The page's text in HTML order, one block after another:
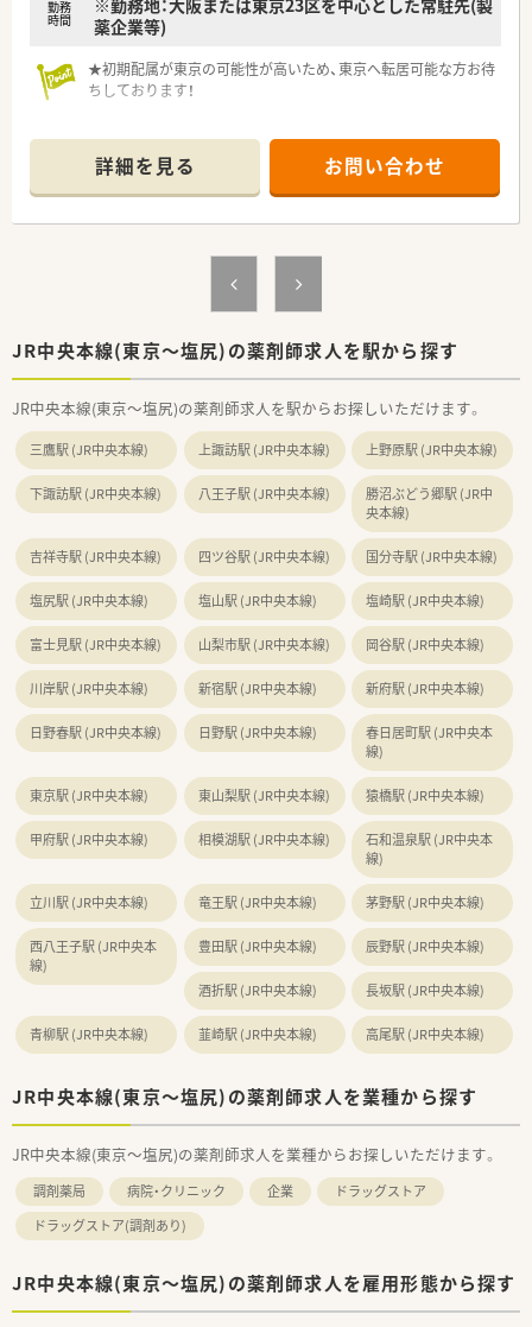
常に現場を把握したフィードバックが可能です。
■研修制度がしっかりと準備されているので、やる気があれば大
勤務
時間
薬企業等)
★初期配属が東京の可能性が高いため、東京へ転居可能な方お待
ちしております！
■医薬品メーカーに寄せられる医薬品の副作用に関する情報の
精査、入力、評価などの業務をお任せします。
・医療現場などから届く安全情報の受付
・安全情報の内容レビュー
・・＊ キャリアアップ ＊・・
当など、様々なキャリアパスが描けるのも特長のひとつ。
■自己成長をキーワードに掲げる方にとって、様々なチャンスと
出会うことができる会社です。
・・＊ 企業の特徴 ＊・・
■上場企業を主体とする研究開発、情報、技術、製造分野の総合
コンサルディング、人事コンサルティングおよびアウトソーシン
グを行っています。
詳細を見る お問い合わせ
JR中央本線(東京～塩尻)の薬剤師求人を駅から探す
JR中央本線(東京～塩尻)の薬剤師求人を駅からお探しいただけます。
三鷹駅 (JR中央本線) 上諏訪駅 (JR中央本線) 上野原駅 (JR中央本線)
下諏訪駅 (JR中央本線) 八王子駅 (JR中央本線)
勝沼ぶどう郷駅 (JR中
央本線)
吉祥寺駅 (JR中央本線) 四ツ谷駅 (JR中央本線) 国分寺駅 (JR中央本線)
塩尻駅 (JR中央本線) 塩山駅 (JR中央本線) 塩崎駅 (JR中央本線)
富士見駅 (JR中央本線) 山梨市駅 (JR中央本線) 岡谷駅 (JR中央本線)
川岸駅 (JR中央本線) 新宿駅 (JR中央本線) 新府駅 (JR中央本線)
日野春駅 (JR中央本線) 日野駅 (JR中央本線)
春日居町駅 (JR中央本
線)
東京駅 (JR中央本線) 東山梨駅 (JR中央本線) 猿橋駅 (JR中央本線)
甲府駅 (JR中央本線) 相模湖駅 (JR中央本線)
石和温泉駅 (JR中央本
線)
立川駅 (JR中央本線) 竜王駅 (JR中央本線) 茅野駅 (JR中央本線)
西八王子駅 (JR中央本
線)
豊田駅 (JR中央本線) 辰野駅 (JR中央本線)
酒折駅 (JR中央本線) 長坂駅 (JR中央本線)
青柳駅 (JR中央本線) 韮崎駅 (JR中央本線) 高尾駅 (JR中央本線)
JR中央本線(東京～塩尻)の薬剤師求人を業種から探す
JR中央本線(東京～塩尻)の薬剤師求人を業種からお探しいただけます。
調剤薬局 病院・クリニック 企業
ドラッグストア
ドラッグストア(調剤あり)
JR中央本線(東京～塩尻)の薬剤師求人を雇用形態から探す